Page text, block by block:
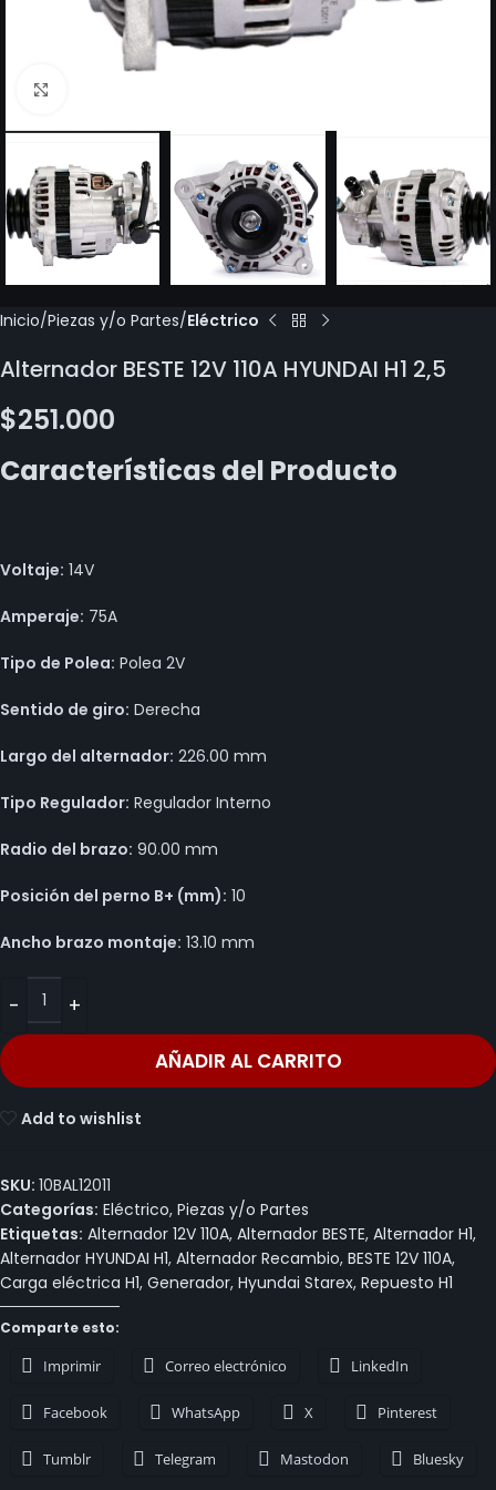
Inicio Piezas y/o Partes Eléctrico
Alternador BESTE 12V 110A HYUNDAI H1 2,5
$251.000
Características del Producto
Voltaje: 14V
Amperaje: 75A
Tipo de Polea: Polea 2V
Sentido de giro: Derecha
Largo del alternador: 226.00 mm
Tipo Regulador: Regulador Interno
Radio del brazo: 90.00 mm
Posición del perno B+ (mm): 10
Ancho brazo montaje: 13.10 mm
AÑADIR AL CARRITO
Add to wishlist
SKU: 10BAL12011
Categorías: Eléctrico, Piezas y/o Partes
Etiquetas: Alternador 12V 110A, Alternador BESTE, Alternador H1,
Alternador HYUNDAI H1, Alternador Recambio, BESTE 12V 110A,
Carga eléctrica H1, Generador, Hyundai Starex, Repuesto H1
Comparte esto:
Imprimir Correo electrónico LinkedIn
Facebook WhatsApp X Pinterest
Tumblr Telegram Mastodon Bluesky